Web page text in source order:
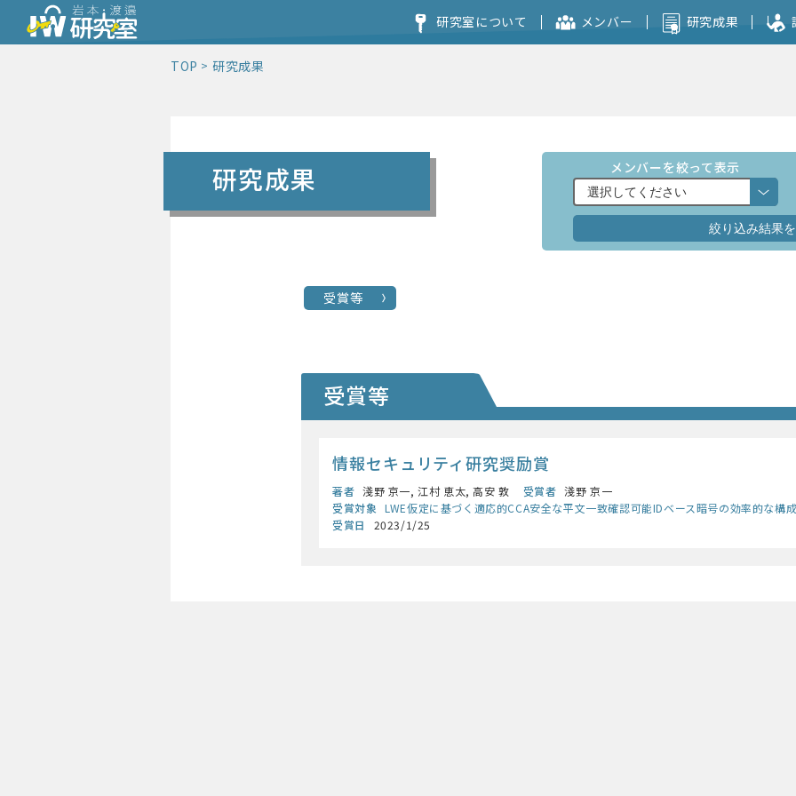
研究室について メンバー 研究成果
TOP 研究成果
研究成果 メンバーを絞って表示
受賞等
受賞等
情報セキュリティ研究奨励賞
著者 淺野 京一, 江村 恵太, 高安 敦 受賞者 淺野 京一
受賞対象 LWE仮定に基づく適応的CCA安全な平文一致確認可能IDベース暗号の効率的な構
受賞日
2023/1/25